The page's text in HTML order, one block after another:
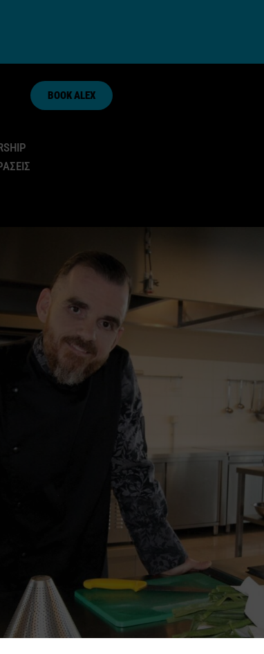
BOOK ALEX